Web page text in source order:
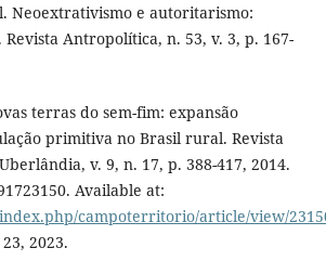
Neoextrativismo e autoritarismo:
Antropolítica, n. 53, v. 3, p. 167-
terras do sem-fim: expansão
primitiva no Brasil rural. Revista
v. 9, n. 17, p. 388-417, 2014.
Available at:
campoterritorio/article/view/
2023.